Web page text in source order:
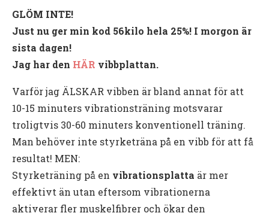
GLÖM INTE!
Just nu ger min kod 56kilo hela 25%! I morgon är
sista dagen!
Jag har den HÄR vibbplattan.
Varför jag ÄLSKAR vibben är bland annat för att
10-15 minuters vibrationsträning motsvarar
troligtvis 30-60 minuters konventionell träning.
Man behöver inte styrketräna på en vibb för att få
resultat! MEN:
Styrketräning på en vibrationsplatta är mer
effektivt än utan eftersom vibrationerna
aktiverar fler muskelfibrer och ökar den